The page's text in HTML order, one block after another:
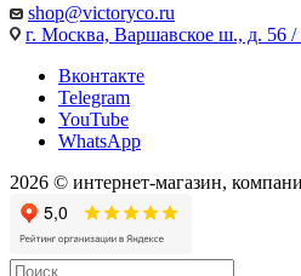
shop@victoryco.ru
г. Москва, Варшавское ш., д. 56
Вконтакте
Telegram
YouTube
WhatsApp
2026 © интернет-магазин,